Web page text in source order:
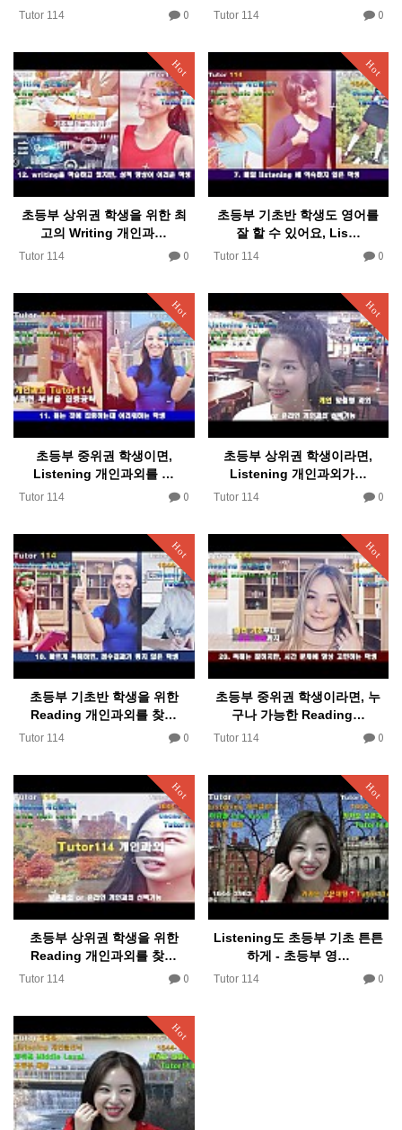
Tutor 114 0 Tutor 114 0
Hot
초등부 상위권 학생을 위한 최
고의 Writing 개인과…
Tutor 114 0
Hot
초등부 기초반 학생도 영어를
잘 할 수 있어요, Lis…
Tutor 114 0
Hot
초등부 중위권 학생이면,
Listening 개인과외를 …
Tutor 114 0
Hot
초등부 상위권 학생이라면,
Listening 개인과외가…
Tutor 114 0
Hot
초등부 기초반 학생을 위한
Reading 개인과외를 찾…
Tutor 114 0
Hot
초등부 중위권 학생이라면, 누
구나 가능한 Reading…
Tutor 114 0
Hot
초등부 상위권 학생을 위한
Reading 개인과외를 찾…
Tutor 114 0
Hot
Listening도 초등부 기초 튼튼
하게 - 초등부 영…
Tutor 114 0
Hot